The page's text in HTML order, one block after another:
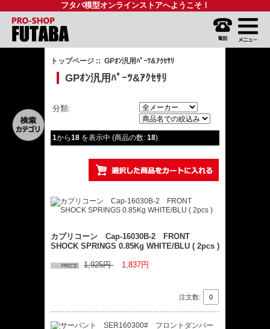
フタバ模型オンラインストアへようこそ！
トップページ :: GPｵﾝ汎用ﾊﾟｰﾂ&ｱｸｾｻﾘ
GPｵﾝ汎用ﾊﾟｰﾂ&ｱｸｾｻﾘ
分類:
1から18を表示中 (商品の数: 18)
カプリコーン Cap-16030B-2 FRONT
SHOCK SPRINGS 0.85Kg WHITE/BLU ( 2pcs )
1,925円 1,837円
注文数: